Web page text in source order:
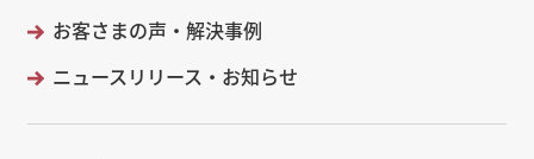
お客さまの声・解決事例
ニュースリリース・お知らせ